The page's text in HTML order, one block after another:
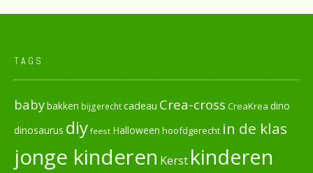
TAGS
babybakken bijgerechtcadeau Crea-cross CreaKrea dino
dinosaurus diy feest Halloween hoofdgerecht in de klas
jonge kinderen Kerst kinderen